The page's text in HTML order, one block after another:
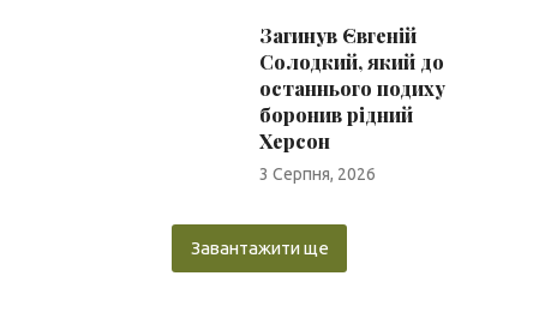
Загинув Євгеній
Солодкий, який до
останнього подиху
боронив рідний
Херсон
3 Серпня, 2026
Завантажити ще